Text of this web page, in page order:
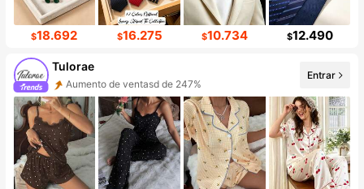
$18.692 $16.275 $10.734 $12.490
Tulorae
Aumento de ventasd de 247%
Entrar